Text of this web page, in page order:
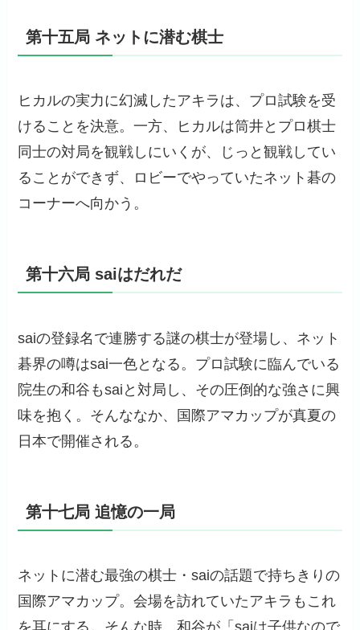
第十五局 ネットに潜む棋士
ヒカルの実力に幻滅したアキラは、プロ試験を受
けることを決意。一方、ヒカルは筒井とプロ棋士
同士の対局を観戦しにいくが、じっと観戦してい
ることができず、ロビーでやっていたネット碁の
コーナーへ向かう。
第十六局 saiはだれだ
saiの登録名で連勝する謎の棋士が登場し、ネット
碁界の噂はsai一色となる。プロ試験に臨んでいる
院生の和谷もsaiと対局し、その圧倒的な強さに興
味を抱く。そんななか、国際アマカップが真夏の
日本で開催される。
第十七局 追憶の一局
ネットに潜む最強の棋士・saiの話題で持ちきりの
国際アマカップ。会場を訪れていたアキラもこれ